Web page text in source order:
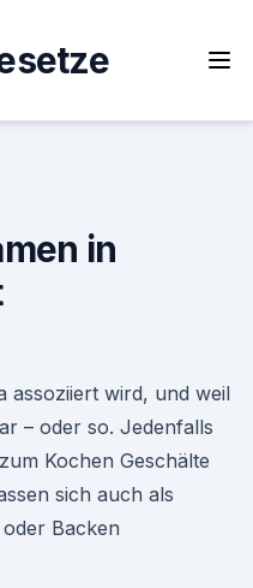
in
assoziiert wird, und weil
– oder so. Jedenfalls
Kochen Geschälte
sich auch als
Backen